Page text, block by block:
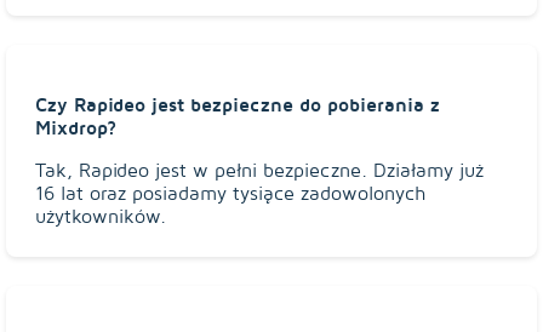
Czy Rapideo jest bezpieczne do pobierania z
Mixdrop?
Tak, Rapideo jest w pełni bezpieczne. Działamy już
16 lat oraz posiadamy tysiące zadowolonych
użytkowników.